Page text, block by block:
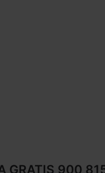
GRATIS 900